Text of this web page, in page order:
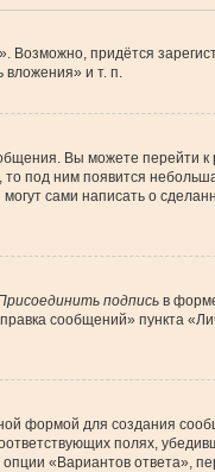
придётся
и т. п.
Вы можете перейти к
под ним появится
сами написать о
подпись в
сообщений» пункта
формой для создания
полях,
«Вариантов ответа»,